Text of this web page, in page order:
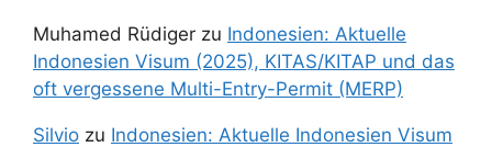
Muhamed Rüdiger zu Indonesien: Aktuelle
Indonesien Visum (2025), KITAS/KITAP und das
oft vergessene Multi-Entry-Permit (MERP)
Silvio zu Indonesien: Aktuelle Indonesien Visum